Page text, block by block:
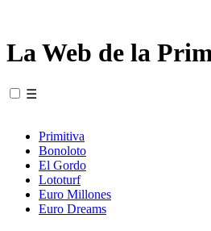
La Web de la
☰
Primitiva
Bonoloto
El Gordo
Lototurf
Euro Millones
Euro Dreams